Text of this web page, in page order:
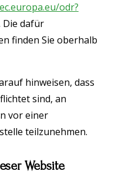
odr?
dafür
finden Sie oberhalb
hinweisen, dass
sind, an
vor einer
teilzunehmen.
Website